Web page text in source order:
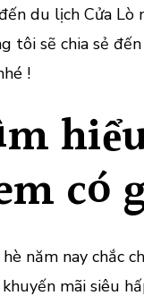
du lịch Cửa Lò
tôi sẽ chia sẻ
!
có
năm nay chắc
khuyến mãi siêu